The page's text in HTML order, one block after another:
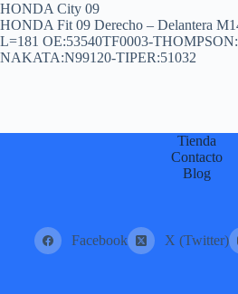
HONDA City 09
HONDA Fit 09 Derecho – Delantera
L=181 OE:53540TF0003-
NAKATA:N99120-TIPER:51032
Tienda
Contacto
Blog
Facebook X (Twitter)